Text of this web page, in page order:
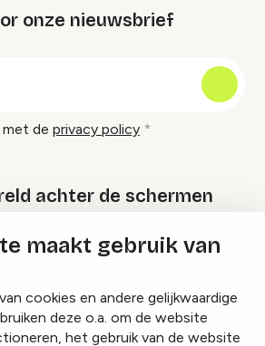
maakt gebruik van
cookies en andere gelijkwaardige
deze o.a. om de website
het gebruik van de website
onze nieuwsbrief
met de privacy policy
achter de schermen
Festival Specials